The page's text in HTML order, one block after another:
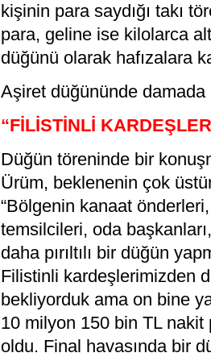
kişinin para saydığı takı
para, geline ise kilolarca
düğünü olarak hafızalara
Aşiret düğününde damada
“FİLİSTİNLİ
Düğün töreninde bir
Ürüm, beklenenin çok
“Bölgenin kanaat
temsilcileri, oda
daha pırıltılı bir düğün
Filistinli kardeşlerimizden
bekliyorduk ama on bine
10 milyon 150 bin TL nakit
oldu. Final havasında bir